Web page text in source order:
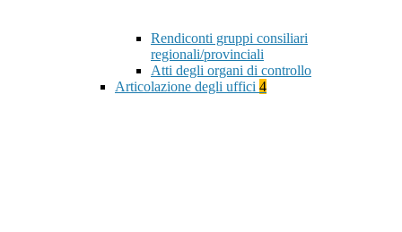
Rendiconti gruppi consiliari
regionali/provinciali
Atti degli organi di controllo
Articolazione degli uffici 4